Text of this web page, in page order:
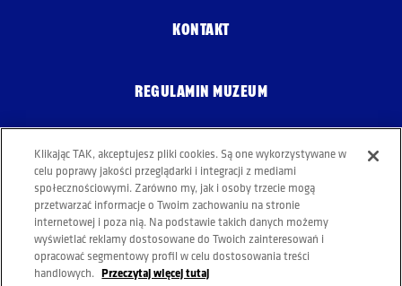
KONTAKT
REGULAMIN MUZEUM
POLITYKA COOKIES
Klikając TAK, akceptujesz pliki cookies. Są one wykorzystywane w
celu poprawy jakości przeglądarki i integracji z mediami
społecznościowymi. Zarówno my, jak i osoby trzecie mogą
przetwarzać informacje o Twoim zachowaniu na stronie
internetowej i poza nią. Na podstawie takich danych możemy
wyświetlać reklamy dostosowane do Twoich zainteresowań i
opracować segmentowy profil w celu dostosowania treści
handlowych. Przeczytaj więcej tutaj